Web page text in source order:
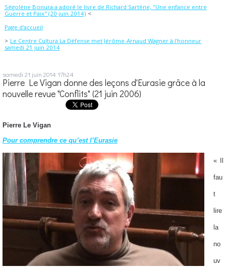
Ségolène Bonura a adoré le livre de Richard Sartène, "Une enfance entre
Guerre et Paix" (20 juin 2014)
Page d'accueil
Le Centre Cultura La Défense met Jérôme-Arnaud Wagner à l'honneur
samedi 21 juin 2014
samedi 21 juin 2014 17h24
Pierre Le Vigan donne des leçons d'Eurasie grâce à la
nouvelle revue "Conflits" (21 juin 2006)
Pierre Le Vigan
Pour comprendre ce qu’est l’Eurasie
« Il
fau
t
lire
la
no
uv